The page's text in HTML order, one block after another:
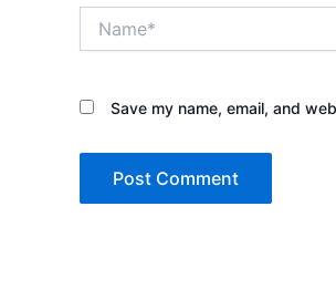
Save my name, email, and